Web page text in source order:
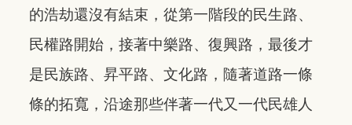
的浩劫還沒有結束，從第一階段的民生路、
民權路開始，接著中樂路、復興路，最後才
是民族路、昇平路、文化路，隨著道路一條
條的拓寬，沿途那些伴著一代又一代民雄人